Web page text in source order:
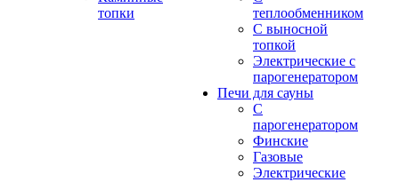
топки
теплообменником
С выносной
топкой
Электрические с
парогенератором
Печи для сауны
С
парогенератором
Финские
Газовые
Электрические